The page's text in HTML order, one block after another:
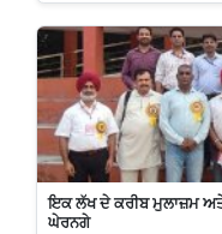
ਇਕ ਲੱਖ ਦੇ ਕਰੀਬ ਮੁਲਾਜ਼ਮ
ਘੇਰਨਗੇ